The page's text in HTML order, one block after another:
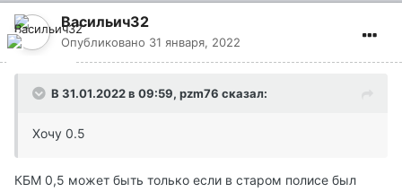
Васильич32
Опубликовано 31 января, 2022
В 31.01.2022 в 09:59, pzm76 сказал:
Хочу 0.5
КБМ 0,5 может быть только если в старом полисе был